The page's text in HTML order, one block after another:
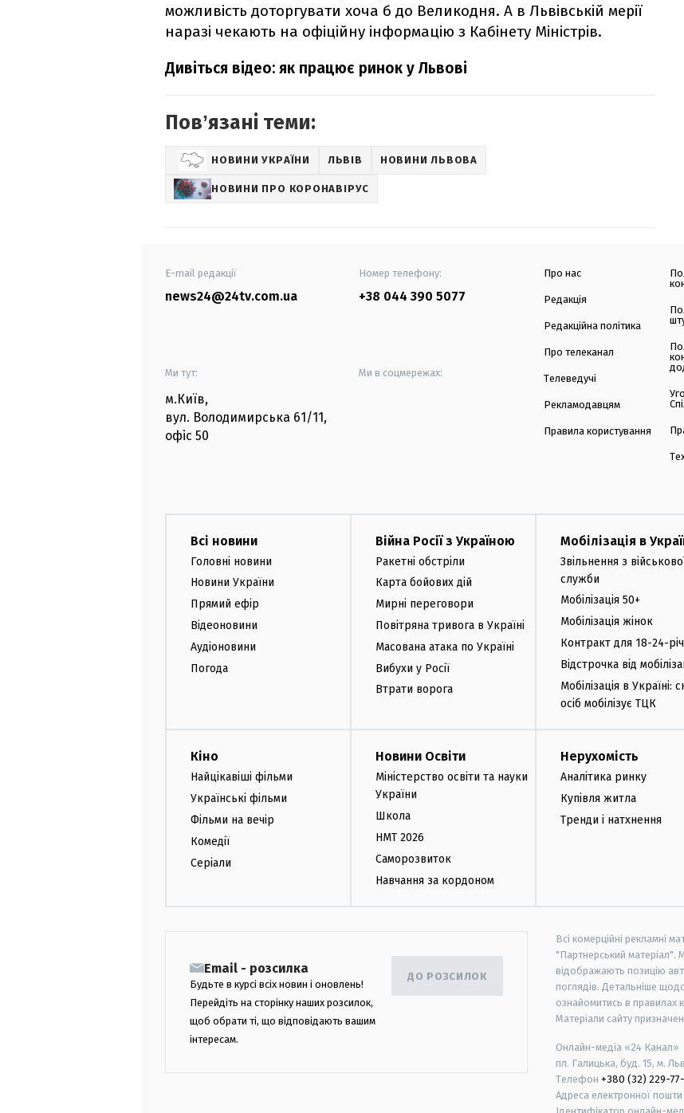
можливість доторгувати хоча б до Великодня. А в Львівській мерії
наразі чекають на офіційну інформацію з Кабінету Міністрів.
Дивіться відео: як працює ринок у Львові
Повʼязані теми:
НОВИНИ УКРАЇНИ ЛЬВІВ НОВИНИ ЛЬВОВА
НОВИНИ ПРО КОРОНАВІРУС
E-mail редакції
news24@24tv.com.ua
Номер телефону:
+38 044 390 5077
Ми тут:
м.Київ,
вул. Володимирська 61/11,
офіс 50
Ми в соцмережах:
Про нас
Редакція
Редакційна політика
Про телеканал
Телеведучі
Рекламодавцям
Правила користування
Всі новини
Головні новини
Новини України
Прямий ефір
Відеоновини
Аудіоновини
Погода
Війна Росії з Україною
Ракетні обстріли
Карта бойових дій
Мирні переговори
Повітряна тривога в Україні
Масована атака по Україні
Вибухи у Росії
Втрати ворога
Мобілізація в
Звільнення з
служби
Мобілізація 50+
Мобілізація жінок
Контракт для 18-24-
Відстрочка від
Мобілізація в Україні:
осіб мобілізує ТЦК
Кіно
Найцікавіші фільми
Українські фільми
Фільми на вечір
Комедії
Серіали
Новини Освіти
Міністерство освіти та науки
України
Школа
НМТ 2026
Саморозвиток
Навчання за кордоном
Нерухомість
Аналітика ринку
Купівля житла
Тренди і натхнення
Email - розсилка
Будьте в курсі всіх новин і оновлень!
Перейдіть на сторінку наших розсилок,
щоб обрати ті, що відповідають вашим
інтересам.
ДО РОЗСИЛОК
Всі комерційні рекламні
"Партнерський матеріал".
відображають позицію
поглядів. Детальніше
ознайомитись в правилах
Матеріали сайту
Онлайн-медіа «24 Канал»
пл. Галицька, буд. 15, м.
Телефон +380 (32) 229-
Адреса електронної